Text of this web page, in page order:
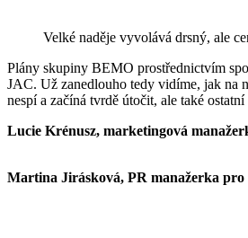
Velké naděje vyvolává drsný, ale
Plány skupiny BEMO prostřednictvím
JAC. Už zanedlouho tedy vidíme, jak na
nespí a začíná tvrdě útočit, ale také
Lucie Krénusz, marketingová
Martina Jirásková, PR manažerka